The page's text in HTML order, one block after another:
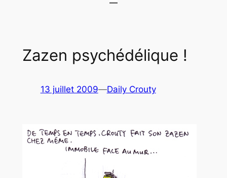
Zazen psychédélique !
13 juillet 2009—Daily Crouty